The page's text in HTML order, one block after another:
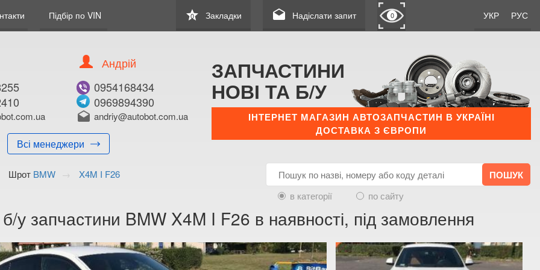
Підбір по VIN УКР РУС
star
0 Закладки drafts Надіслати запит 0
Всі менеджери
Андрій
0954168434
0969894390
drafts andriy@autobot.com.ua
ЗАПЧАСТИНИ
НОВІ ТА Б/У
ІНТЕРНЕТ МАГАЗИН АВТОЗАПЧАСТИН В УКРАЇНІ
ДОСТАВКА З ЄВРОПИ
Шрот BMW
X4M I F26
в категорії
по сайту
у запчастини BMW X4M I F26 в наявності, під замовлення